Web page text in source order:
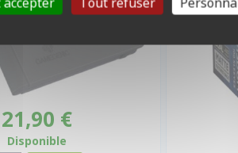
21,90 €
Disponible